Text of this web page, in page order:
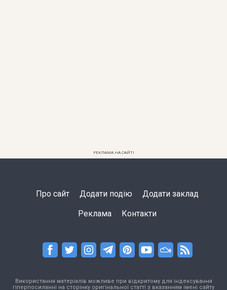
РЕКЛАМА НА САЙТІ
Про сайт Додати подію Додати заклад
Реклама Контакти
Використання матеріалів можливе при відкритому для індексування
гіперпосиланні на сторінку оригінальної статті з вказанням імені сайту